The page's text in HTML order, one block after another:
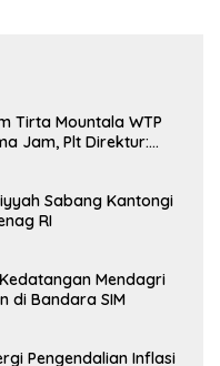
Tirta Mountala WTP
Jam, Plt Direktur:
Sabang Kantongi
RI
Mendagri
di Bandara SIM
Pengendalian Inflasi